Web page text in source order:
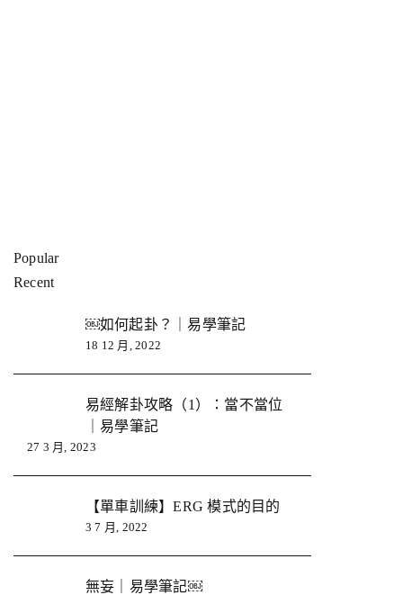
Popular
Recent
￼如何起卦？｜易學筆記
18 12 月, 2022
易經解卦攻略（1）：當不當位
｜易學筆記
27 3 月, 2023
【單車訓練】ERG 模式的目的
3 7 月, 2022
無妄｜易學筆記￼